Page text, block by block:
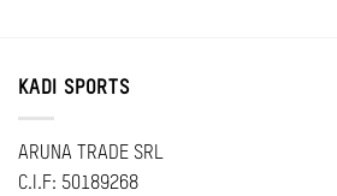
KADI SPORTS
ARUNA TRADE SRL
C.I.F: 50189268